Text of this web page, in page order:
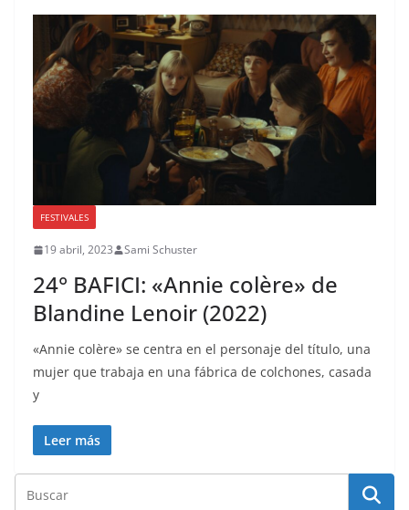
FESTIVALES
19 abril, 2023 Sami Schuster
24° BAFICI: «Annie colère» de
Blandine Lenoir (2022)
«Annie colère» se centra en el personaje del título, una
mujer que trabaja en una fábrica de colchones, casada
y
Leer más